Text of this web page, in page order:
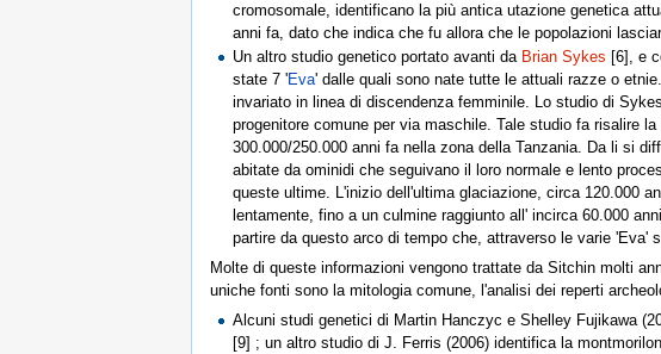
cromosomale, identificano la più antica utazione genetica
anni fa, dato che indica che fu allora che le popolazioni
Un altro studio genetico portato avanti da Brian Sykes [6], e
state 7 'Eva' dalle quali sono nate tutte le attuali razze o
invariato in linea di discendenza femminile. Lo studio di
progenitore comune per via maschile. Tale studio fa risalire
300.000/250.000 anni fa nella zona della Tanzania. Da li si
abitate da ominidi che seguivano il loro normale e lento
queste ultime. L'inizio dell'ultima glaciazione, circa 120.000
lentamente, fino a un culmine raggiunto all' incirca 60.000
partire da questo arco di tempo che, attraverso le varie 'Eva'
Molte di queste informazioni vengono trattate da Sitchin molti
uniche fonti sono la mitologia comune, l'analisi dei reperti
Alcuni studi genetici di Martin Hanczyc e Shelley Fujikawa
[9] ; un altro studio di J. Ferris (2006) identifica la